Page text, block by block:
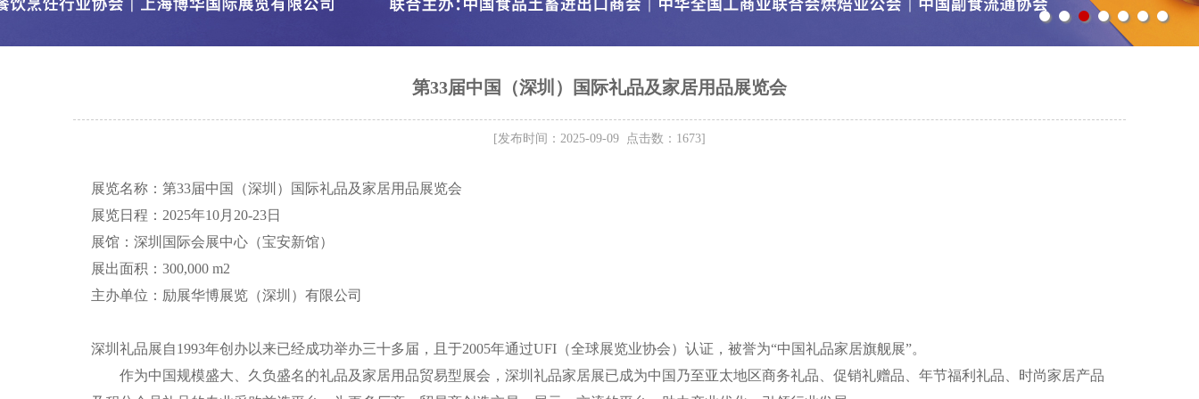
第33届中国（深圳）国际礼品及家居用品展览会
[发布时间：2025-09-09 点击数：1673]
展览名称：第33届中国（深圳）国际礼品及家居用品展览会
展览日程：2025年10月20-23日
展馆：深圳国际会展中心（宝安新馆）
展出面积：300,000 m2
主办单位：励展华博展览（深圳）有限公司
深圳礼品展自1993年创办以来已经成功举办三十多届，且于2005年通过UFI（全球展览业协会）认证，被誉为“中国礼品家居旗舰展”。
作为中国规模盛大、久负盛名的礼品及家居用品贸易型展会，深圳礼品家居展已成为中国乃至亚太地区商务礼品、促销礼赠品、年节福利礼品、时尚家居产品